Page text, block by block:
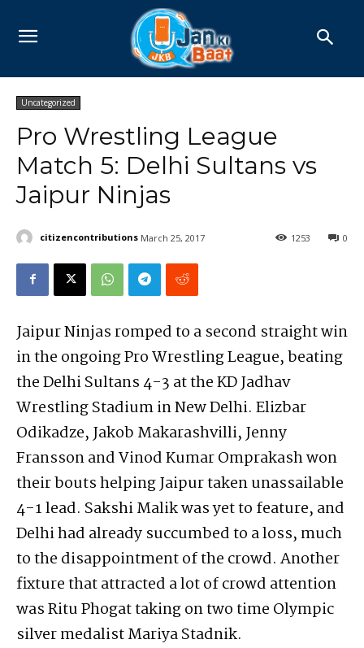
Uncategorized
Pro Wrestling League
Match 5: Delhi Sultans vs
Jaipur Ninjas
citizencontributions March 25, 2017 0
1253
Jaipur Ninjas romped to a second straight win
in the ongoing Pro Wrestling League, beating
the Delhi Sultans 4-3 at the KD Jadhav
Wrestling Stadium in New Delhi. Elizbar
Odikadze, Jakob Makarashvilli, Jenny
Fransson and Vinod Kumar Omprakash won
their bouts helping Jaipur taken unassailable
4-1 lead. Sakshi Malik was yet to feature, and
Delhi had already succumbed to a loss, much
to the disappointment of the crowd. Another
fixture that attracted a lot of crowd attention
was Ritu Phogat taking on two time Olympic
silver medalist Mariya Stadnik.